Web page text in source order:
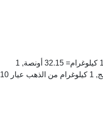
كيلوغرام عيار 10 وحده لوزن الذهب المستخدم في صناعة المجوهرات في النرويج. 1 كيلوغرام= 32.15 أونصة, 1
أونصة = 0.031104199066874 كيلوغرام. اليوم, الأحد 09 أغسطس 2026 في النرويج, 1 كيلوغرام من الذهب عيار 10